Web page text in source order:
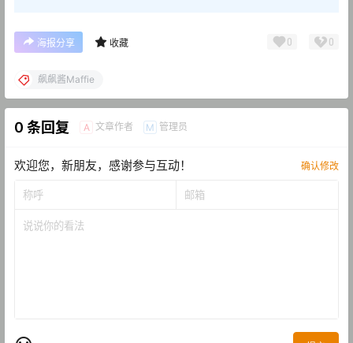
海报分享 收藏 0 0
飙飙酱Maffie
0 条回复 A 文章作者 M 管理员
欢迎您，新朋友，感谢参与互动！ 确认修改